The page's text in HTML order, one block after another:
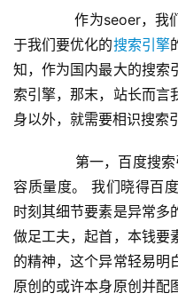
于我们要优化的搜索引擎
知，作为国内最大的搜索
索引擎，那末，站长而言
身以外，就需要相识搜索
容质量度。 我们晓得百
时刻其细节要素是异常多
做足工夫，起首，本钱要
的精神，这个异常轻易明
原创的或许本身原创并配